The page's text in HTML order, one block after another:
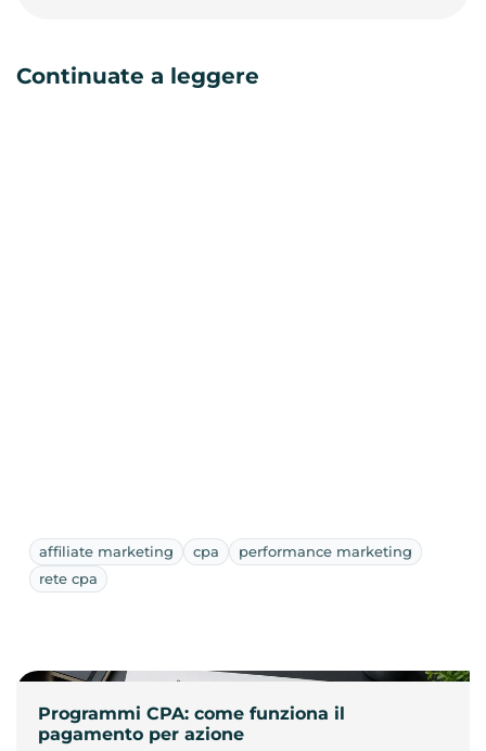
Continuate a leggere
affiliate marketing cpa
performance marketing
rete cpa
Programmi CPA: come funziona il
pagamento per azione